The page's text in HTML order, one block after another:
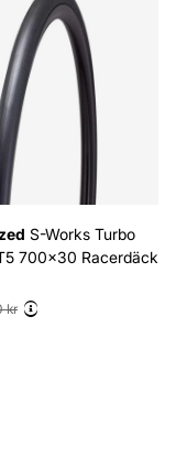
S-Works Turbo
700x30 Racerdäck
pris:
kr